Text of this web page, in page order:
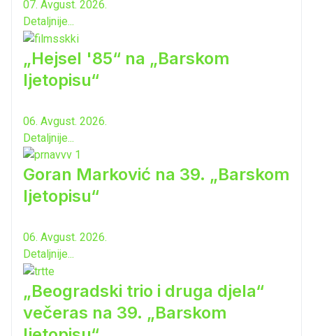
07. Avgust. 2026.
Detaljnije...
„Hejsel '85“ na „Barskom
ljetopisu“
06. Avgust. 2026.
Detaljnije...
Goran Marković na 39. „Barskom
ljetopisu“
06. Avgust. 2026.
Detaljnije...
„Beogradski trio i druga djela“
večeras na 39. „Barskom